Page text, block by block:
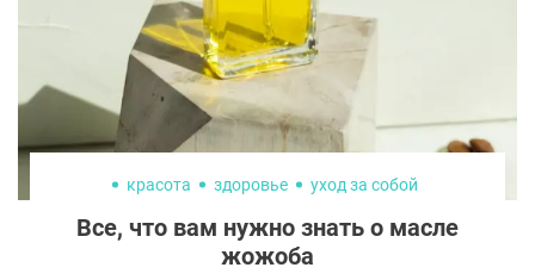
красота здоровье уход за собой
Все, что вам нужно знать о масле
жожоба